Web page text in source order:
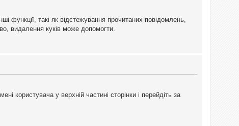
функції, такі як відстежування прочитаних повідомлень,
видалення куків може допомогти.
користувача у верхній частині сторінки і перейдіть за